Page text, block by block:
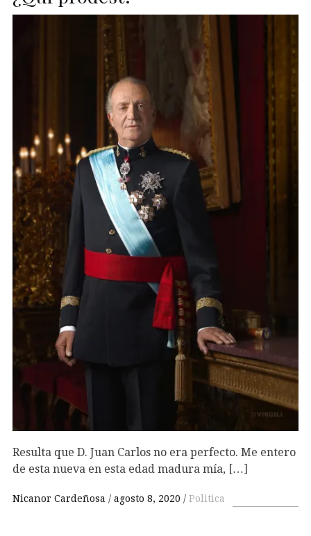
Resulta que D. Juan Carlos no era perfecto. Me entero
de esta nueva en esta edad madura mía, […]
Nicanor Cardeñosa agosto 8, 2020 Politica